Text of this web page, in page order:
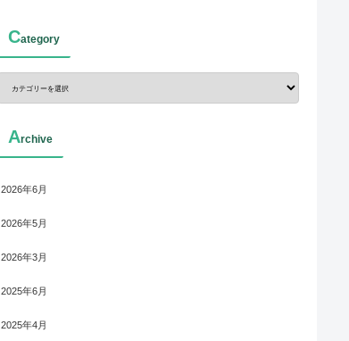
Category
Archive
2026年6月
2026年5月
2026年3月
2025年6月
2025年4月